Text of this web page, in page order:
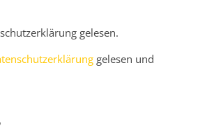
gelesen.
gelesen und